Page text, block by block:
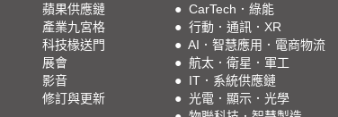
蘋果供應鏈
產業九宮格
科技椽送門
展會
影音
修訂與更新
● CarTech．綠能
● 行動．通訊．XR
● AI．智慧應用．電商物流
● 航太．衛星．軍工
● IT．系統供應鏈
● 光電．顯示．光學